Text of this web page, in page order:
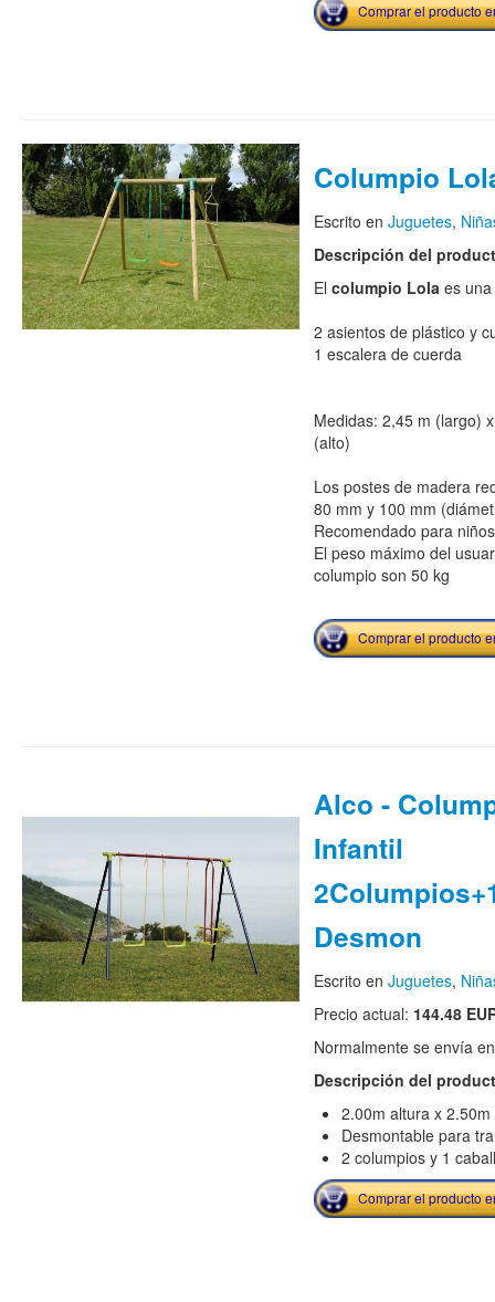
Comprar el producto
Columpio
Escrito en Juguetes,
Descripción del
El columpio Lolaes una
2 asientos de plástico y
1 escalera de cuerda
Medidas: 2,45 m (largo)
(alto)
Los postes de madera
80 mm y 100 mm
Recomendado para
El peso máximo del
columpio son 50 kg
Comprar el producto
Alco -
Infantil
Desmon
Escrito en Juguetes,
Precio actual: 144.48
Normalmente se envía
Descripción del
2.00m altura x
Desmontable para
2 columpios y 1
Comprar el producto